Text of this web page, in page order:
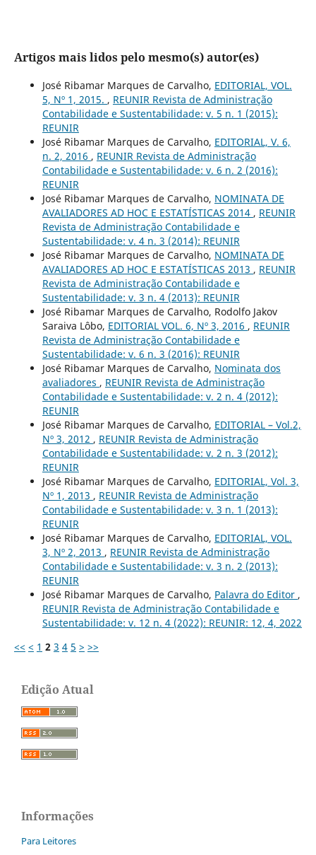
Artigos mais lidos pelo mesmo(s) autor(es)
José Ribamar Marques de Carvalho, EDITORIAL, VOL.
5, Nº 1, 2015. , REUNIR Revista de Administração
Contabilidade e Sustentabilidade: v. 5 n. 1 (2015):
REUNIR
José Ribamar Marques de Carvalho, EDITORIAL, V. 6,
n. 2, 2016 , REUNIR Revista de Administração
Contabilidade e Sustentabilidade: v. 6 n. 2 (2016):
REUNIR
José Ribamar Marques de Carvalho, NOMINATA DE
AVALIADORES AD HOC E ESTATÍSTICAS 2014 , REUNIR
Revista de Administração Contabilidade e
Sustentabilidade: v. 4 n. 3 (2014): REUNIR
José Ribamar Marques de Carvalho, NOMINATA DE
AVALIADORES AD HOC E ESTATÍSTICAS 2013 , REUNIR
Revista de Administração Contabilidade e
Sustentabilidade: v. 3 n. 4 (2013): REUNIR
José Ribamar Marques de Carvalho, Rodolfo Jakov
Saraiva Lôbo, EDITORIAL VOL. 6, Nº 3, 2016 , REUNIR
Revista de Administração Contabilidade e
Sustentabilidade: v. 6 n. 3 (2016): REUNIR
José Ribamar Marques de Carvalho, Nominata dos
avaliadores , REUNIR Revista de Administração
Contabilidade e Sustentabilidade: v. 2 n. 4 (2012):
REUNIR
José Ribamar Marques de Carvalho, EDITORIAL – Vol.2,
Nº 3, 2012 , REUNIR Revista de Administração
Contabilidade e Sustentabilidade: v. 2 n. 3 (2012):
REUNIR
José Ribamar Marques de Carvalho, EDITORIAL, Vol. 3,
Nº 1, 2013 , REUNIR Revista de Administração
Contabilidade e Sustentabilidade: v. 3 n. 1 (2013):
REUNIR
José Ribamar Marques de Carvalho, EDITORIAL, VOL.
3, Nº 2, 2013 , REUNIR Revista de Administração
Contabilidade e Sustentabilidade: v. 3 n. 2 (2013):
REUNIR
José Ribamar Marques de Carvalho, Palavra do Editor ,
REUNIR Revista de Administração Contabilidade e
Sustentabilidade: v. 12 n. 4 (2022): REUNIR: 12, 4, 2022
<< < 1 2 3 4 5 > >>
Edição Atual
Informações
Para Leitores